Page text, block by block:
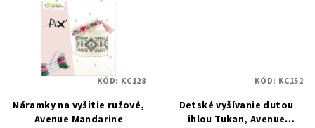
Náramky na vyšitie ružové,
Avenue Mandarine
KÓD: KC128
Detské vyšívanie dutou
ihlou Tukan, Avenue
KÓD: KC152